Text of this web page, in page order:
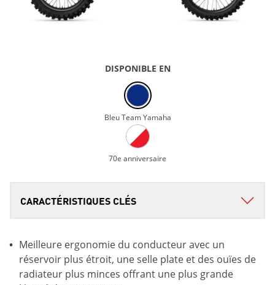
DISPONIBLE EN
Bleu Team Yamaha
70e anniversaire
Meilleure ergonomie du conducteur avec un
réservoir plus étroit, une selle plate et des ouïes de
radiateur plus minces offrant une plus grande